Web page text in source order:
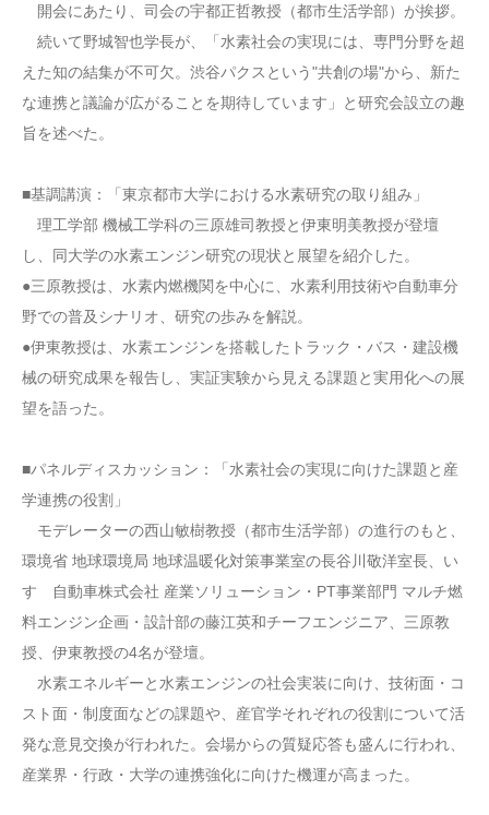
開会にあたり、司会の宇都正哲教授（都市生活学部）が挨拶。
続いて野城智也学長が、「水素社会の実現には、専門分野を超
えた知の結集が不可欠。渋谷パクスという"共創の場"から、新た
な連携と議論が広がることを期待しています」と研究会設立の趣
旨を述べた。
■基調講演：「東京都市大学における水素研究の取り組み」
理工学部 機械工学科の三原雄司教授と伊東明美教授が登壇
し、同大学の水素エンジン研究の現状と展望を紹介した。
●三原教授は、水素内燃機関を中心に、水素利用技術や自動車分
野での普及シナリオ、研究の歩みを解説。
●伊東教授は、水素エンジンを搭載したトラック・バス・建設機
械の研究成果を報告し、実証実験から見える課題と実用化への展
望を語った。
■パネルディスカッション：「水素社会の実現に向けた課題と産
学連携の役割」
モデレーターの西山敏樹教授（都市生活学部）の進行のもと、
環境省 地球環境局 地球温暖化対策事業室の長谷川敬洋室長、い
すゞ自動車株式会社 産業ソリューション・PT事業部門 マルチ燃
料エンジン企画・設計部の藤江英和チーフエンジニア、三原教
授、伊東教授の4名が登壇。
水素エネルギーと水素エンジンの社会実装に向け、技術面・コ
スト面・制度面などの課題や、産官学それぞれの役割について活
発な意見交換が行われた。会場からの質疑応答も盛んに行われ、
産業界・行政・大学の連携強化に向けた機運が高まった。